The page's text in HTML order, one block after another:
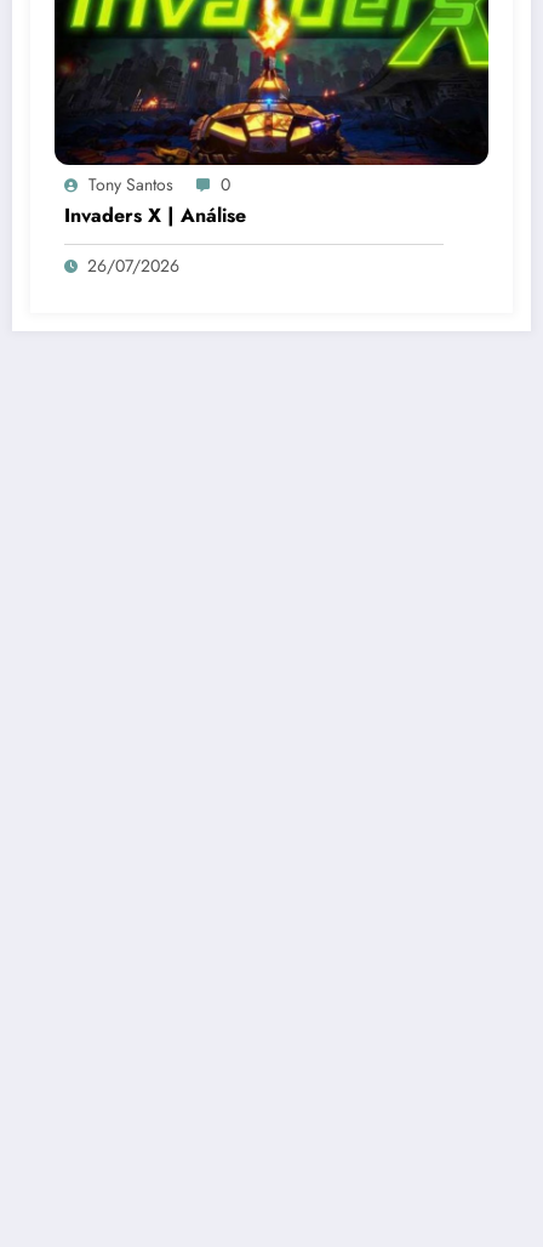
Tony Santos 0
Invaders X | Análise
26/07/2026